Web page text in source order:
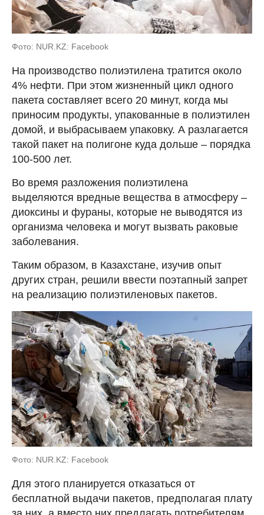
Фото: NUR.KZ: Facebook
На производство полиэтилена тратится около
4% нефти. При этом жизненный цикл одного
пакета составляет всего 20 минут, когда мы
приносим продукты, упакованные в полиэтилен
домой, и выбрасываем упаковку. А разлагается
такой пакет на полигоне куда дольше – порядка
100-500 лет.
Во время разложения полиэтилена
выделяются вредные вещества в атмосферу –
диоксины и фураны, которые не выводятся из
организма человека и могут вызвать раковые
заболевания.
Таким образом, в Казахстане, изучив опыт
других стран, решили ввести поэтапный запрет
на реализацию полиэтиленовых пакетов.
Фото: NUR.KZ: Facebook
Для этого планируется отказаться от
бесплатной выдачи пакетов, предполагая плату